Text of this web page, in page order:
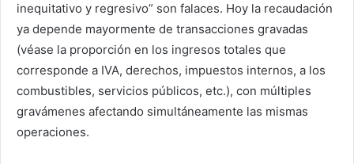
inequitativo y regresivo” son falaces. Hoy la recaudación
ya depende mayormente de transacciones gravadas
(véase la proporción en los ingresos totales que
corresponde a IVA, derechos, impuestos internos, a los
combustibles, servicios públicos, etc.), con múltiples
gravámenes afectando simultáneamente las mismas
operaciones.